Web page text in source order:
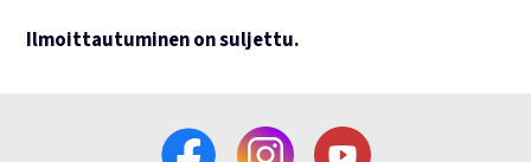
Ilmoittautuminen on suljettu.